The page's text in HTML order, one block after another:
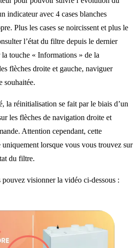
indicateur avec 4 cases blanches
Plus les cases se noircissent et plus le
l’état du filtre depuis le dernier
touche « Informations » de la
flèches droite et gauche, naviguer
souhaitée.
la réinitialisation se fait par le biais d’un
les flèches de navigation droite et
Attention cependant, cette
lorsque vous vous trouvez sur
du filtre.
visionner la vidéo ci-dessous :